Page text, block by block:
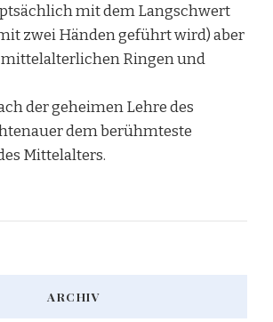
mit dem Langschwert
zwei Händen geführt wird) aber
Ringen und
der geheimen Lehre des
dem berühmteste
Mittelalters.
ARCHIV